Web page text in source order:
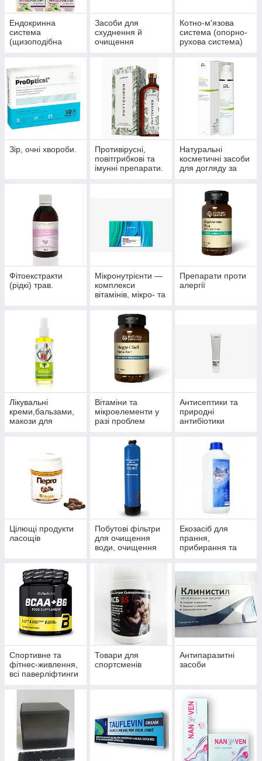
Ендокринна
система
(щизоподібна
Засоби для
схуднення й
очищення
Котно-м'язова
система (опорно-
рухова система)
Зір, очні хвороби.
Противірусні,
повітгрибкові та
імунні препарати.
Натуральні
косметичні засоби
для догляду за
Фітоекстракти
(рідкі) трав.
Мікронутрієнти —
комплекси
вітамінів, мікро- та
Препарати проти
алергії
Лікувальні
креми,бальзами,
макози для
Вітаміни та
мікроелементи у
разі проблем
Антисептики та
природні
антибіотики
ьного впливу.
Цілющі продукти
ласощів
Побутові фільтри
для очищення
води, очищення
опалення
Екозасіб для
прання,
прибирання та
Спортивне та
фітнес-живлення,
всі паверліфтинги
тренажери, одяг
Товари для
спортсменів
Антипаразитні
засоби